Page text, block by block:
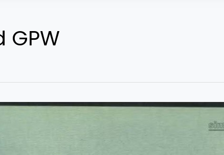
GPW